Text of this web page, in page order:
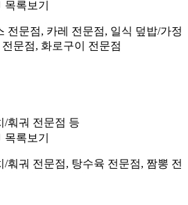
목록보기
전문점, 카레 전문점, 일식 덮밥/가정
문점, 화로구이 전문점
/훠궈 전문점 등
목록보기
훠궈 전문점, 탕수육 전문점, 짬뽕 전